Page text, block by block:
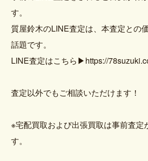
す。
質屋鈴木のLINE査定は、本査定との
話題です。
LINE査定はこちら▶https://
査定以外でもご相談いただけます！
※宅配買取および出張買取は事前査定
す。